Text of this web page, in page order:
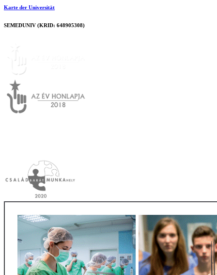
Karte der Universität
SEMEDUNIV (KRID: 648905308)